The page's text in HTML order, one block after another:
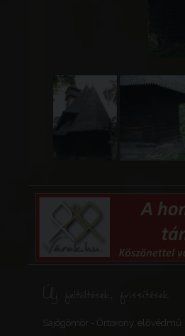
Új feltöltések, frissítések
Sajógömör - Őrtorony, elővédmű